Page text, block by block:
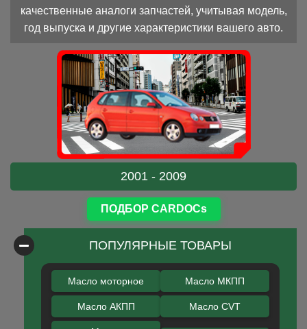
качественные аналоги запчастей, учитывая модель,
год выпуска и другие характеристики вашего авто.
2001 - 2009
ПОДБОР CARDOCs
ПОПУЛЯРНЫЕ ТОВАРЫ
Масло моторное Масло МКПП
Масло АКПП Масло CVT